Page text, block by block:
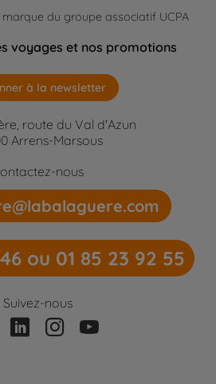
du groupe associatif UCPA
voyages et nos promotions
à la newsletter
route du Val d'Azun
Arrens-Marsous
nous
ou 01 85 23 92 55
Suivez-nous